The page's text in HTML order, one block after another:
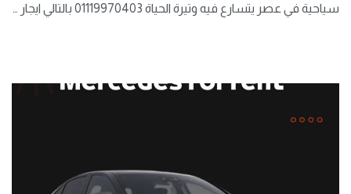
سياحية في عصر يتسارع فيه وتيرة الحياة 01119970403 بالتالي ايجار …